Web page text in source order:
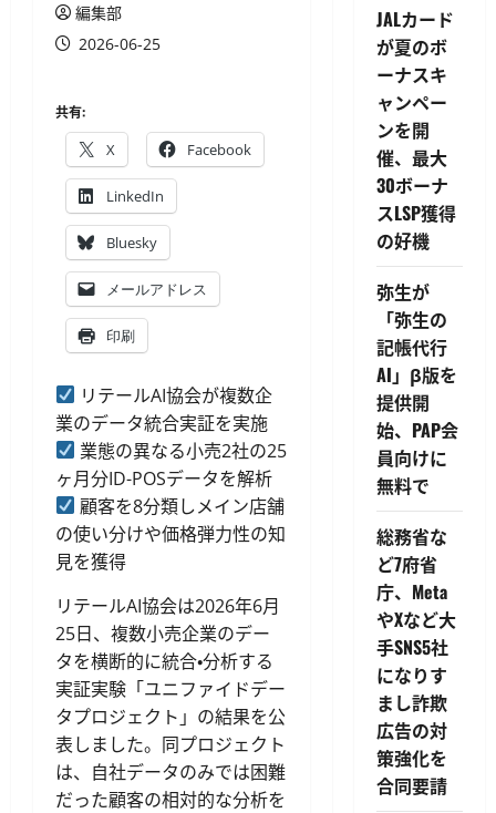
編集部
2026-06-25
共有:
X Facebook
LinkedIn
Bluesky
メールアドレス
印刷
リテールAI協会が複数企
業のデータ統合実証を実施
業態の異なる小売2社の25
ヶ月分ID-POSデータを解析
顧客を8分類しメイン店舗
の使い分けや価格弾力性の知
見を獲得
リテールAI協会は2026年6月
25日、複数小売企業のデー
タを横断的に統合・分析する
実証実験「ユニファイドデー
タプロジェクト」の結果を公
表しました。同プロジェクト
は、自社データのみでは困難
だった顧客の相対的な分析を
JALカード
が夏のボ
ーナスキ
ャンペー
ンを開
催、最大
30ボーナ
スLSP獲得
の好機
弥生が
「弥生の
記帳代行
AI」β版を
提供開
始、PAP会
員向けに
無料で
総務省な
ど7府省
庁、Meta
やXなど大
手SNS5社
になりす
まし詐欺
広告の対
策強化を
合同要請